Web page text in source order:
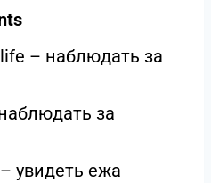
– наблюдать за
за
увидеть ежа